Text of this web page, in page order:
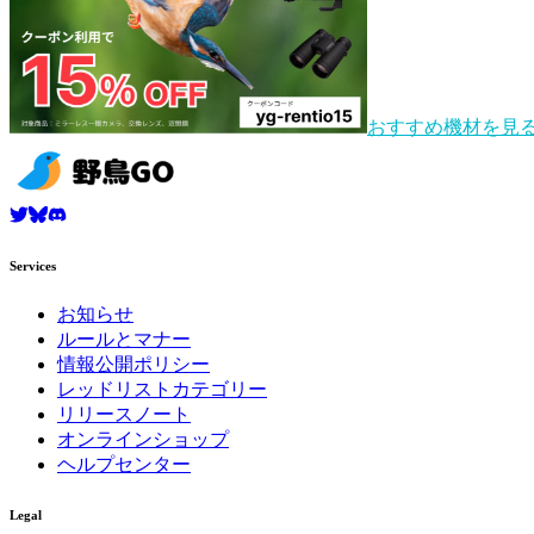
おすすめ機材を見
Services
お知らせ
ルールとマナー
情報公開ポリシー
レッドリストカテゴリー
リリースノート
オンラインショップ
ヘルプセンター
Legal